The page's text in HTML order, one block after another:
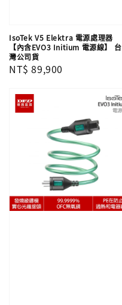
IsoTek V5 Elektra 電源處理器
【內含EVO3 Initium 電源線】 台
灣公司貨
Regular
NT$ 89,900